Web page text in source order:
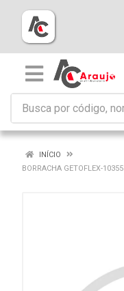
INÍCIO
BORRACHA GETOFLEX-